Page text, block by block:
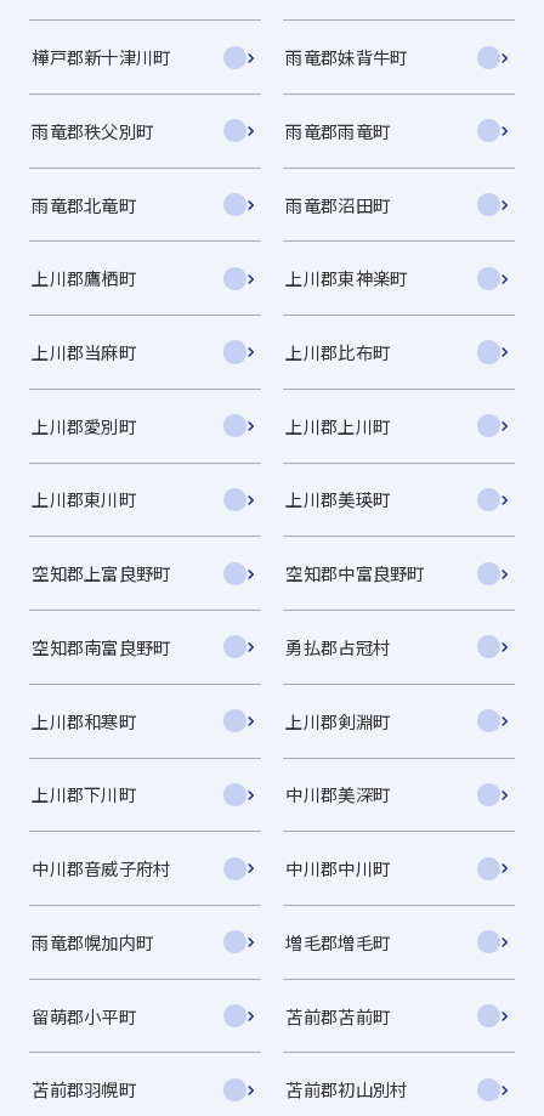
樺戸郡新十津川町 雨竜郡妹背牛町
雨竜郡秩父別町 雨竜郡雨竜町
雨竜郡北竜町 雨竜郡沼田町
上川郡鷹栖町 上川郡東神楽町
上川郡当麻町 上川郡比布町
上川郡愛別町 上川郡上川町
上川郡東川町 上川郡美瑛町
空知郡上富良野町 空知郡中富良野町
空知郡南富良野町 勇払郡占冠村
上川郡和寒町 上川郡剣淵町
上川郡下川町 中川郡美深町
中川郡音威子府村 中川郡中川町
雨竜郡幌加内町 増毛郡増毛町
留萌郡小平町 苫前郡苫前町
苫前郡羽幌町 苫前郡初山別村